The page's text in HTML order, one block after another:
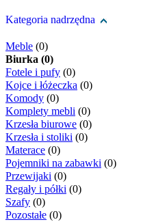
Kategoria nadrzędna
Meble (0)
Biurka (0)
Fotele i pufy (0)
Kojce i łóżeczka (0)
Komody (0)
Komplety mebli (0)
Krzesła biurowe (0)
Krzesła i stoliki (0)
Materace (0)
Pojemniki na zabawki (0)
Przewijaki (0)
Regały i półki (0)
Szafy (0)
Pozostałe (0)